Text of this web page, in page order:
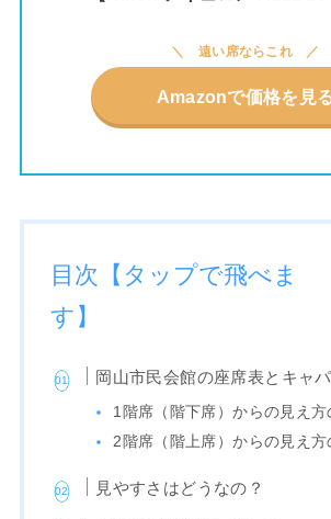
遠い席ならこれ
Amazonで価格を見
目次【タップで飛べま
す】
岡山市民会館の座席表とキャ
1階席（階下席）からの見え方
2階席（階上席）からの見え方
見やすさはどうなの？